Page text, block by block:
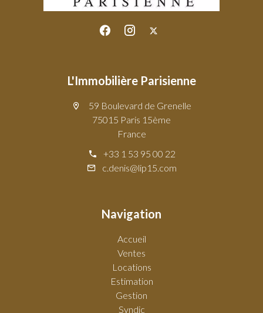
L'Immobilière Parisienne
59 Boulevard de Grenelle
75015 Paris 15ème
France
+33 1 53 95 00 22
c.denis@lip15.com
Navigation
Accueil
Ventes
Locations
Estimation
Gestion
Syndic